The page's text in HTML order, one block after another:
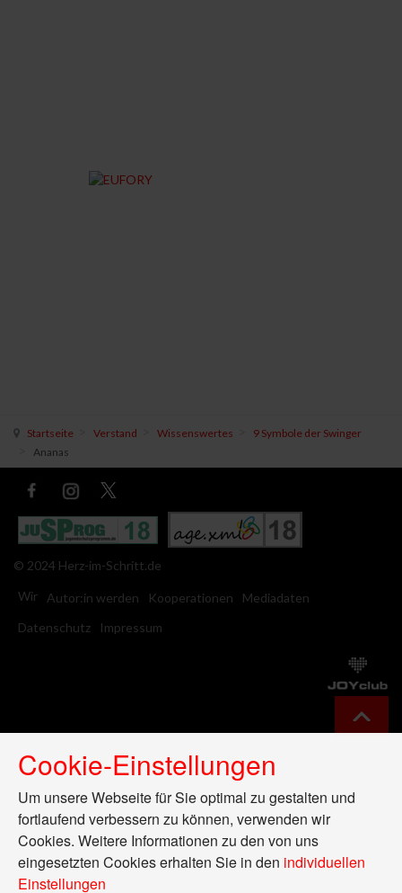
Startseite Verstand Wissenswertes
9 Symbole der Swinger
Ananas
© 2024 Herz-im-Schritt.de
Wir Autor:in werden Kooperationen
Mediadaten
Datenschutz
Impressum
Cookie-Einstellungen
Um unsere Webseite für Sie optimal zu gestalten und
fortlaufend verbessern zu können, verwenden wir
Cookies. Weitere Informationen zu den von uns
eingesetzten Cookies erhalten Sie in den individuellen
Einstellungen